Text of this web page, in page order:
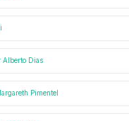
Alberto Dias
Pimentel